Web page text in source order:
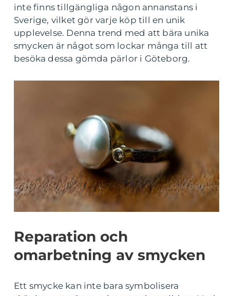
inte finns tillgängliga någon annanstans i
Sverige, vilket gör varje köp till en unik
upplevelse. Denna trend med att bära unika
smycken är något som lockar många till att
besöka dessa gömda pärlor i Göteborg.
Reparation och
omarbetning av smycken
Ett smycke kan inte bara symbolisera